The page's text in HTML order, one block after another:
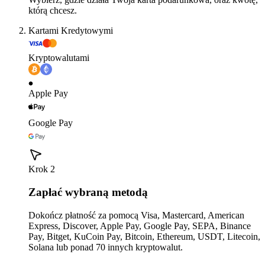
którą chcesz.
Kartami Kredytowymi
Kryptowalutami
Apple Pay
Google Pay
Krok 2
Zapłać wybraną metodą
Dokończ płatność za pomocą Visa, Mastercard, American
Express, Discover, Apple Pay, Google Pay, SEPA, Binance
Pay, Bitget, KuCoin Pay, Bitcoin, Ethereum, USDT, Litecoin,
Solana lub ponad 70 innych kryptowalut.